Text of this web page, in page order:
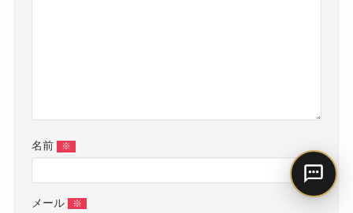
名前 ※
メール ※